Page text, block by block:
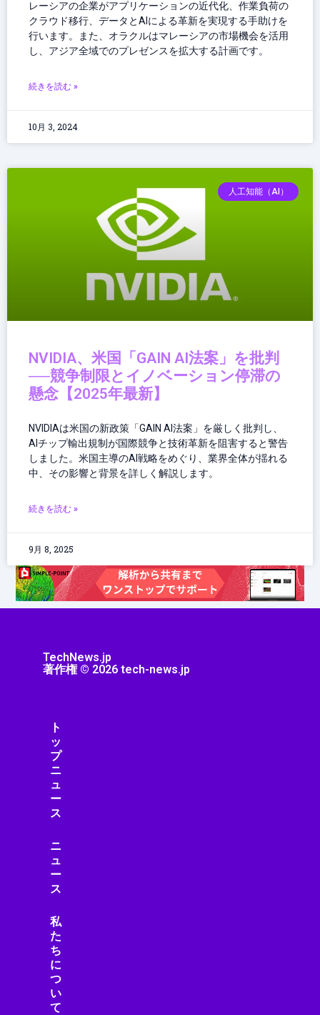
レーシアの企業がアプリケーションの近代化、作業負荷の
クラウド移行、データとAIによる革新を実現する手助けを
行います。また、オラクルはマレーシアの市場機会を活用
し、アジア全域でのプレゼンスを拡大する計画です。
続きを読む »
10月 3, 2024
人工知能（AI）
NVIDIA、米国「GAIN AI法案」を批判
──競争制限とイノベーション停滞の
懸念【2025年最新】
NVIDIAは米国の新政策「GAIN AI法案」を厳しく批判し、
AIチップ輸出規制が国際競争と技術革新を阻害すると警告
しました。米国主導のAI戦略をめぐり、業界全体が揺れる
中、その影響と背景を詳しく解説します。
続きを読む »
9月 8, 2025
TechNews.jp
著作権 © 2026 tech-news.jp
ト
ッ
プ
ニ
ュ
ー
ス
ニ
ュ
ー
ス
私
た
ち
に
つ
い
て